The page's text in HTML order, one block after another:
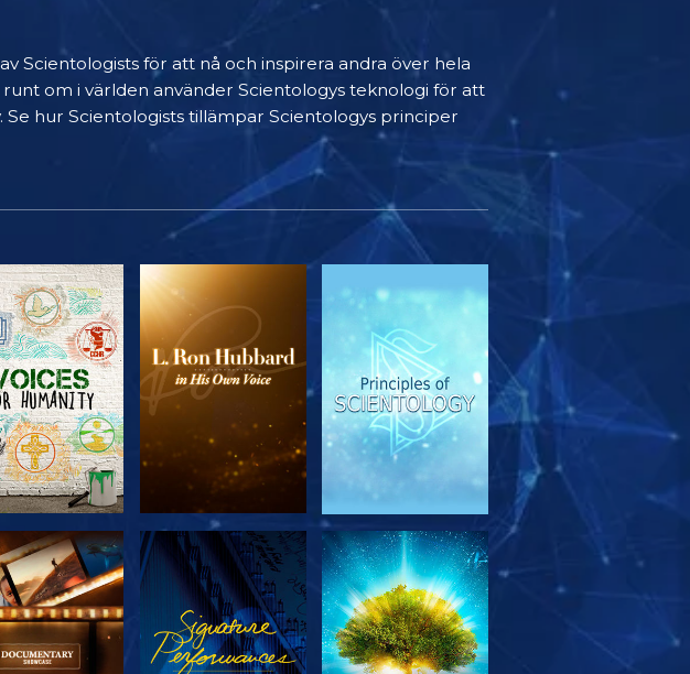
Scientologists för att nå och inspirera andra över hela
om i världen använder Scientologys teknologi för att
Se hur Scientologists tillämpar Scientologys principer
SERIEN
UTFORSKA
SERIEN
TITTA